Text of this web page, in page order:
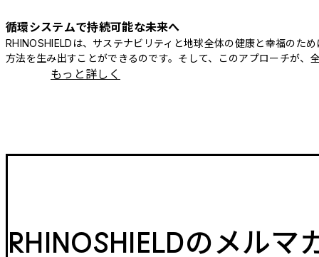
循環システムで持続可能な未来へ
RHINOSHIELDは、サステナビリティと地球全体の健康と幸福のた
方法を生み出すことができるのです。そして、このアプローチが
もっと詳しく
RHINOSHIELDのメルマ